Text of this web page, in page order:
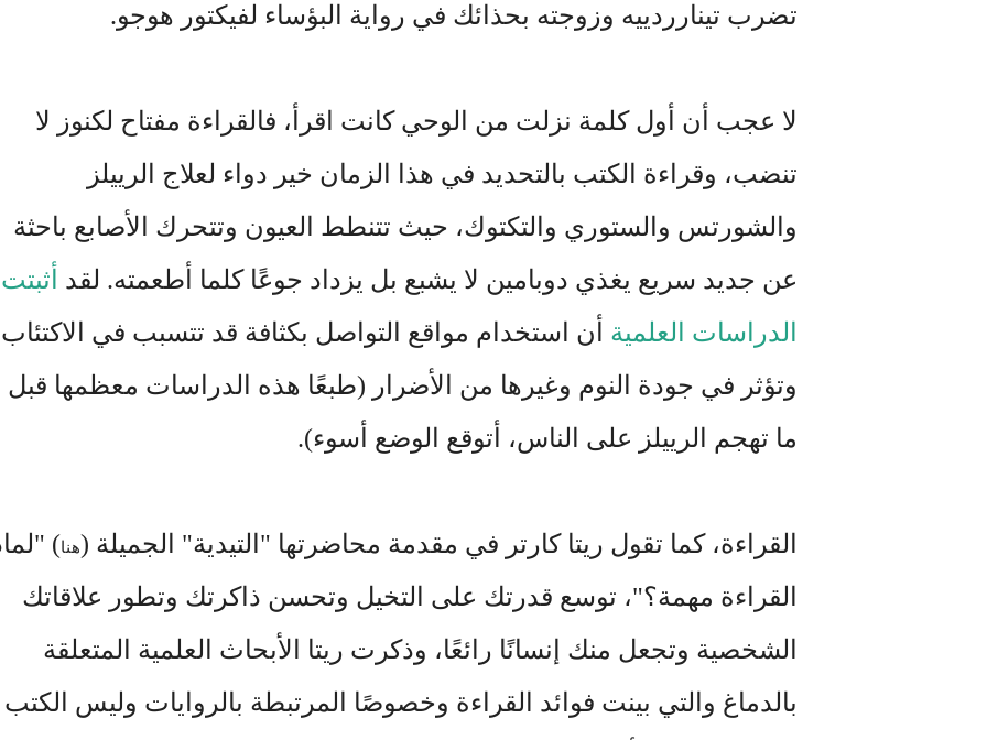
تضرب تينارردييه وزوجته بحذائك في رواية البؤساء لفيكتور هوجو.
لا عجب أن أول كلمة نزلت من الوحي كانت اقرأ، فالقراءة مفتاح لكنوز لا
تنضب، وقراءة الكتب بالتحديد في هذا الزمان خير دواء لعلاج الرييلز
والشورتس والستوري والتكتوك، حيث تتنطط العيون وتتحرك الأصابع باحثة
عن جديد سريع يغذي دوبامين لا يشبع بل يزداد جوعًا كلما أطعمته. لقد أثبتت
الدراسات العلمية أن استخدام مواقع التواصل بكثافة قد تتسبب في الاكتئاب
وتؤثر في جودة النوم وغيرها من الأضرار (طبعًا هذه الدراسات معظمها قبل
ما تهجم الرييلز على الناس، أتوقع الوضع أسوء).
القراءة، كما تقول ريتا كارتر في مقدمة محاضرتها "التيدية" الجميلة (هنا)
القراءة مهمة؟"، توسع قدرتك على التخيل وتحسن ذاكرتك وتطور علاقاتك
الشخصية وتجعل منك إنسانًا رائعًا، وذكرت ريتا الأبحاث العلمية المتعلقة
بالدماغ والتي بينت فوائد القراءة وخصوصًا المرتبطة بالروايات وليس الكتب